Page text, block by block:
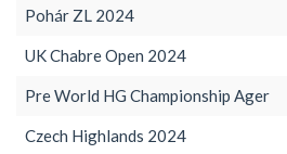
Pohár ZL 2024
UK Chabre Open 2024
Pre World HG Championship Ager
Czech Highlands 2024